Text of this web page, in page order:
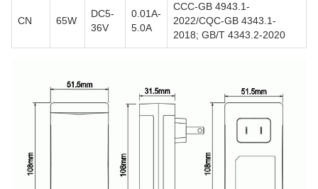
CN 65W
DC5-
36V
0.01A-
5.0A
CCC-GB 4943.1-
2022/CQC-GB 4343.1-
2018; GB/T 4343.2-2020